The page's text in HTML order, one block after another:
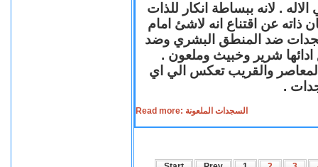
. لانه ببساطة انكار للذات
ذاته عن اقتناع انه لاشئ امام
ضد المنطق البشري وضد
ادائها شرير وخبيث وملعون .
المعاصر والقريب تعكس الي اي
.
Read more: السجدات الملعونة